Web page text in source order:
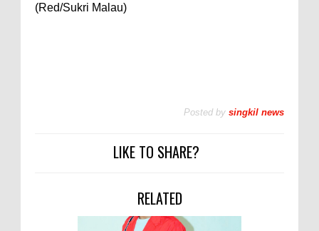
(Red/Sukri Malau)
Posted by singkil news
LIKE TO SHARE?
RELATED